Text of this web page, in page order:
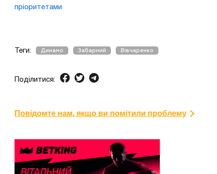
пріоритетами
Теги: Динамо Забарний Вівчаренко
Поділитися:
Повідомте нам, якщо ви помітили проблему